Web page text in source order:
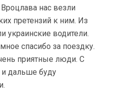
нас везли
претензий к ним. Из
украинские водители.
спасибо за поездку.
приятные люди. С
и дальше буду